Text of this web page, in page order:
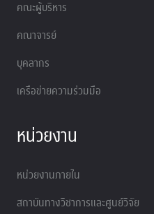
คณะผู้บริหาร
คณาจารย์
บุคลากร
เครือข่ายความร่วมมือ
หน่วยงาน
หน่วยงานภายใน
สถาบันทางวิชาการและศูนย์วิจัย